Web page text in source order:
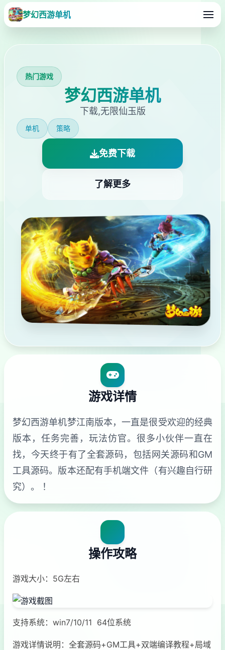
梦幻西游单机
热门游戏
梦幻西游单机
下载,无限仙玉版
单机 策略
免费下载
了解更多
游戏详情
梦幻西游单机梦江南版本，一直是很受欢迎的经典
版本，任务完善，玩法仿官。很多小伙伴一直在
找，今天终于有了全套源码，包括网关源码和GM
工具源码。版本还配有手机端文件（有兴趣自行研
究）。 ！
操作攻略
游戏大小：5G左右
支持系统：win7/10/11 64位系统
游戏详情说明：全套源码+GM工具+双端编译教程+局域